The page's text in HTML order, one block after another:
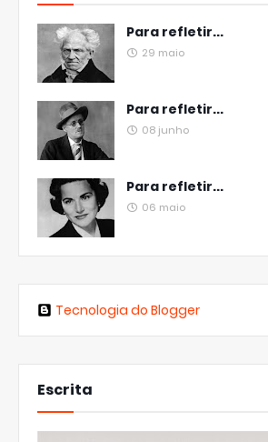
Para refletir...
29 maio
Para refletir...
08 junho
Para refletir...
06 maio
Tecnologia do Blogger
Escrita